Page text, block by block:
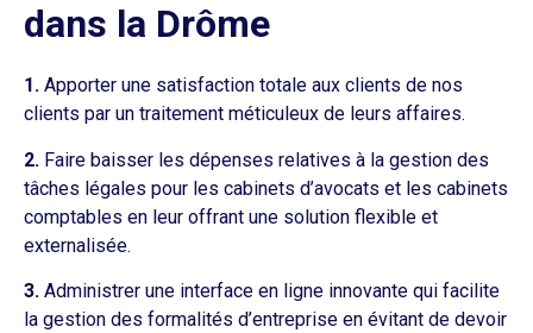
dans la Drôme
1. Apporter une satisfaction totale aux clients de nos
clients par un traitement méticuleux de leurs affaires.
2. Faire baisser les dépenses relatives à la gestion des
tâches légales pour les cabinets d’avocats et les cabinets
comptables en leur offrant une solution flexible et
externalisée.
3. Administrer une interface en ligne innovante qui facilite
la gestion des formalités d’entreprise en évitant de devoir